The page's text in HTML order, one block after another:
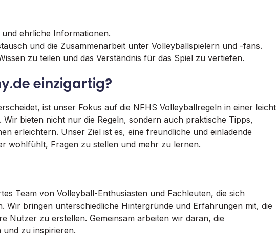
ehrliche Informationen.
und die Zusammenarbeit unter Volleyballspielern und -fans.
zu teilen und das Verständnis für das Spiel zu vertiefen.
einzigartig?
ist unser Fokus auf die NFHS Volleyballregeln in einer leicht
bieten nicht nur die Regeln, sondern auch praktische Tipps,
erleichtern. Unser Ziel ist es, eine freundliche und einladende
wohlfühlt, Fragen zu stellen und mehr zu lernen.
Team von Volleyball-Enthusiasten und Fachleuten, die sich
Wir bringen unterschiedliche Hintergründe und Erfahrungen mit, die
Nutzer zu erstellen. Gemeinsam arbeiten wir daran, die
zu inspirieren.